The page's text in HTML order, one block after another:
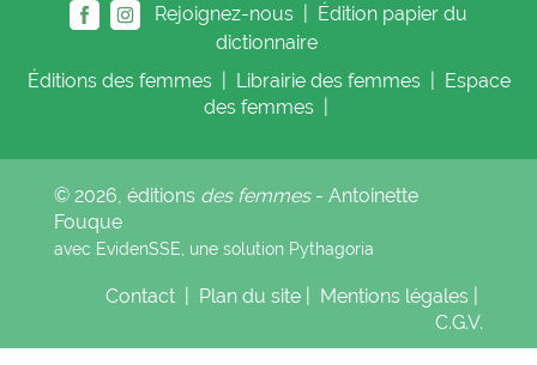
Rejoignez-nous |
Édition papier du
dictionnaire
Éditions des femmes Librairie des femmes
Espace
des femmes
© 2026, éditions des femmes- Antoinette
Fouque
avec EvidenSSE, une solution Pythagoria
Contact Plan du site Mentions légales
C.G.V.